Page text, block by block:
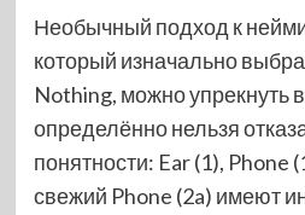
Необычный подход к
который изначально
Nothing, можно упрекнуть
определённо нельзя
понятности: Ear (1), Phone
свежий Phone (2a) имеют